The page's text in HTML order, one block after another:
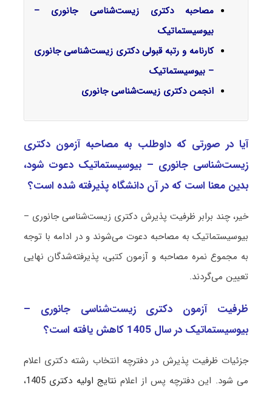
مصاحبه دکتری زیست‌شناسی جانوری –
بیوسیستماتیک
کارنامه و رتبه قبولی دکتری زیست‌شناسی جانوری
– بیوسیستماتیک
انجمن دکتری زیست‌شناسی جانوری
آیا در صورتی که داوطلب به مصاحبه آزمون دکتری
زیست‌شناسی جانوری – بیوسیستماتیک دعوت شود،
بدین معنا است که در آن دانشگاه پذیرفته شده است؟
خیر، چند برابر ظرفیت پذیرش دکتری زیست‌شناسی جانوری –
بیوسیستماتیک به مصاحبه دعوت می‌شوند و در ادامه با توجه
به مجموع نمره مصاحبه و آزمون کتبی، پذیرفته‌شدگان نهایی
تعیین می‌گردند.
ظرفیت آزمون دکتری زیست‌شناسی جانوری –
بیوسیستماتیک در سال 1405 کاهش یافته است؟
جزئیات ظرفیت پذیرش در دفترچه انتخاب رشته دکتری اعلام
می شود. این دفترچه پس از اعلام نتایج اولیه دکتری 1405
،